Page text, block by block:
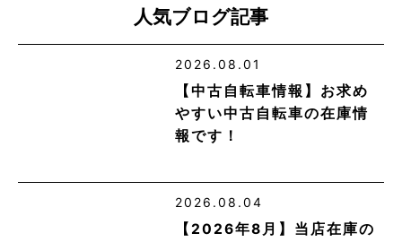
人気ブログ記事
2026.08.01
【中古自転車情報】お求め
やすい中古自転車の在庫情
報です！
2026.08.04
【2026年8月】当店在庫の